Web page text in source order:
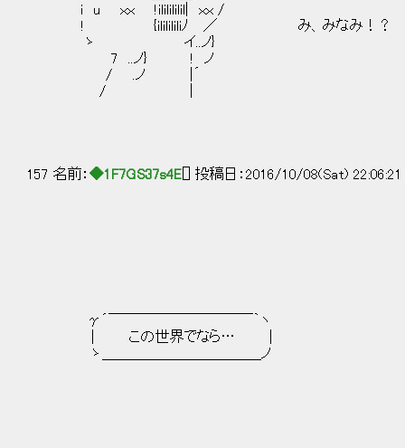
i u ｘｘ !ililililil| ｘｘ /
! {ililililiﾉ ／ み、みなみ！？
ゝ イ..ノ}
7 ..ノ} ! ノ
/ .ノ |´
/ |
157 名前： ◆1F7GS37s4E [] 投稿日：2016/10/08(Sat)
γ´￣￣￣￣￣￣￣￣￣￣｀ヽ
| この世界でなら… |
ゝ＿＿＿＿＿＿＿＿＿＿＿ノ